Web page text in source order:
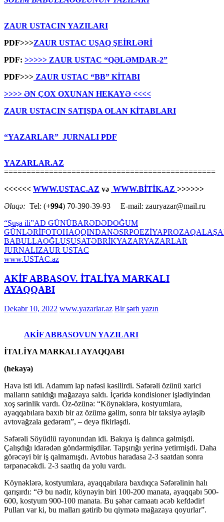
ZAUR USTACIN YAZILARI
PDF>>>ZAUR USTAC UŞAQ ŞEİRLƏRİ
PDF: >>>>> ZAUR USTAC “QƏLƏMDAR-2”
PDF>>> ZAUR USTAC “BB” KİTABI
>>>> ƏN ÇOX OXUNAN HEKAYƏ <<<<
ZAUR USTACIN SATIŞDA OLAN KİTABLARI
“YAZARLAR” JURNALI PDF
YAZARLAR.AZ
===============================================
<<<<<< WWW.USTAC.AZ və WWW.BİTİK.AZ >>>>>>
Əlaqə: Tel: (+994) 70-390-39-93 E-mail: zauryazar@mail.ru
“Şuşa ili”AD GÜNÜBARƏDƏDOĞUM
GÜNLƏRİFOTOHAQQINDANƏSRPOEZİYAPROZAQALA
BABULLAOĞLUŞUŞATƏBRİKYAZARYAZARLAR
JURNALIZAUR USTAC
www.USTAC.az
AKİF ABBASOV. İTALİYA MARKALI
AYAQQABI
Dekabr 10, 2022 www.yazarlar.az Bir şərh yazın
AKİF ABBASOVUN YAZILARI
İTALİYA MARKALI AYAQQABI
(hekayə)
Hava isti idi. Adamım lap nəfəsi kəsilirdi. Səfərəli özünü xarici
malların satıldığı mağazaya saldı. İçəridə kondisioner işlədiyindən
xoş sərinlik vardı. Öz-özünə: “Köynəklərə, kostyumlara,
ayaqqabılara baxıb bir az özümə gəlim, sonra bir taksiyə əyləşib
avtovağzala gedərəm”, – deyə fikirləşdi.
Səfərəli Söyüdlü rayonundan idi. Bakıya iş dalınca gəlmişdi.
Çalışdığı idarədən göndərmişdilər. Tapşırığı yerinə yetirmişdi. Daha
görəcəyi bir iş qalmamışdı. Avtobus haradasa 2-3 saatdan sonra
tərpənəcəkdi. 2-3 saatlıq da yolu vardı.
Köynəklərə, kostyumlara, ayaqqabılara baxdıqca Səfərəlinin halı
qarışırdı: “Ə bu nədir, köynəyin biri 100-200 manata, ayaqqabı 500-
600, kostyum 900-100 manata. Bu şəhər camaatı əcəb kefdədir!
Pulları var ki, bu malları gətirib bu qiymətə mağazaya qoyurlar”.